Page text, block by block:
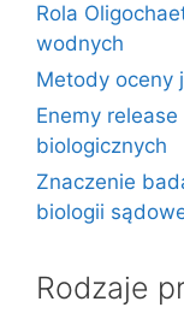
Rola
wodnych
Metody oceny
Enemy
biologicznych
Znaczenie
biologii
Rodzaje